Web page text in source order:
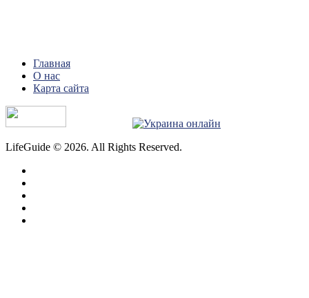
Главная
О нас
Карта сайта
LifeGuide © 2026. All Rights Reserved.